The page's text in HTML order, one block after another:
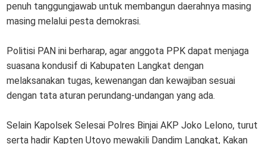
penuh tanggungjawab untuk membangun daerahnya masing
masing melalui pesta demokrasi.
Politisi PAN ini berharap, agar anggota PPK dapat menjaga
suasana kondusif di Kabupaten Langkat dengan
melaksanakan tugas, kewenangan dan kewajiban sesuai
dengan tata aturan perundang-undangan yang ada.
Selain Kapolsek Selesai Polres Binjai AKP Joko Lelono, turut
serta hadir Kapten Utoyo mewakili Dandim Langkat, Kakan